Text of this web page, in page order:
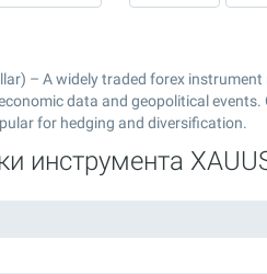
– A widely traded forex
data and geopolitical
for hedging and diversification.
инструмента